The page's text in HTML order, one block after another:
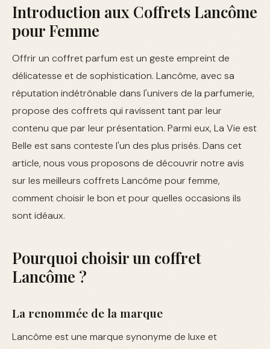
Introduction aux Coffrets Lancôme
pour Femme
Offrir un coffret parfum est un geste empreint de
délicatesse et de sophistication. Lancôme, avec sa
réputation indétrônable dans l'univers de la parfumerie,
propose des coffrets qui ravissent tant par leur
contenu que par leur présentation. Parmi eux, La Vie est
Belle est sans conteste l'un des plus prisés. Dans cet
article, nous vous proposons de découvrir notre avis
sur les meilleurs coffrets Lancôme pour femme,
comment choisir le bon et pour quelles occasions ils
sont idéaux.
Pourquoi choisir un coffret
Lancôme ?
La renommée de la marque
Lancôme est une marque synonyme de luxe et